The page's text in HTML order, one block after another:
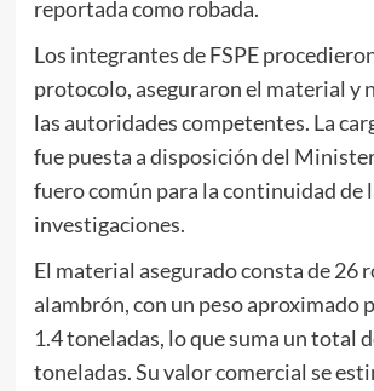
reportada como robada.
Los integrantes de FSPE
protocolo, aseguraron el material y
las autoridades competentes. La
fue puesta a disposición del
fuero común para la continuidad de
investigaciones.
El material asegurado consta de 26
alambrón, con un peso aproximado
1.4 toneladas, lo que suma un total
toneladas. Su valor comercial se